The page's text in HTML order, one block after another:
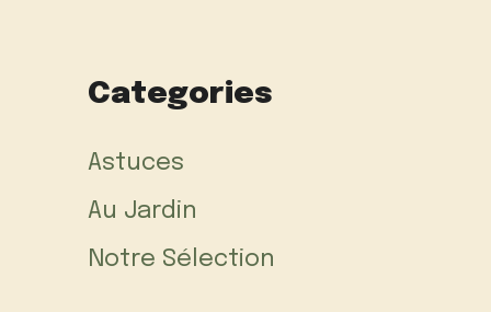
Categories
Astuces
Au Jardin
Notre Sélection